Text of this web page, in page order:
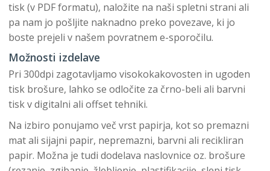
tisk (v PDF formatu), naložite na naši spletni strani ali
pa nam jo pošljite naknadno preko povezave, ki jo
boste prejeli v našem povratnem e-sporočilu.
Možnosti izdelave
Pri 300dpi zagotavljamo visokokakovosten in ugoden
tisk brošure, lahko se odločite za črno-beli ali barvni
tisk v digitalni ali offset tehniki.
Na izbiro ponujamo več vrst papirja, kot so premazni
mat ali sijajni papir, nepremazni, barvni ali recikliran
papir. Možna je tudi dodelava naslovnice oz. brošure